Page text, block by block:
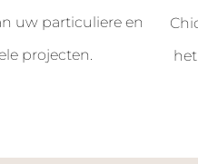
uw particuliere en
projecten.